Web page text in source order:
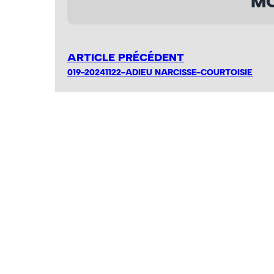
ARTICLE PRÉCÉDENT
019-20241122-ADIEU NARCISSE-COURTOISIE